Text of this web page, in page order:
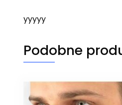
yyyyy
Podobne